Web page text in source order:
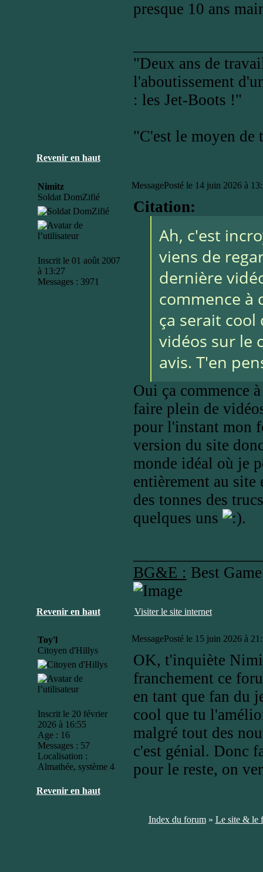
presque 10 ans
"Deux ans de
l'aboutissement
: les Jet-Boots !"
"C'est le moyen
Revenir en haut
Nimitz
Soldat DomZifié
Inscrit le 01 août 2007
à 13:27
Messages : 3971
MessagePosté le 14 juin 2026 à
Citation:
Ah, c'est
viens de
dernière
commence à
ça serait
vidéos sur le
avis. T'en
Oui ça commence
faire plein de
pour l'instant mon
version du site
monde idéal où je
entièrement au site
des tonnes des
quelques uns
.
BG&E : Best
Revenir en haut Visiter le site internet
Toy'l
Citoyen d'Hillys
Inscrit le 20 février
2026 à 16:55
Age : 16
Messages : 57
Localisation :
Almathée, système 4
MessagePosté le 15 juin 2026 à
OK, t'inquiète
franchement ce
en tant que fan du
cool que tu
malgré tout des
c'est génial. Donc
pour le reste, on
Revenir en haut
Index du forum» Le site & le